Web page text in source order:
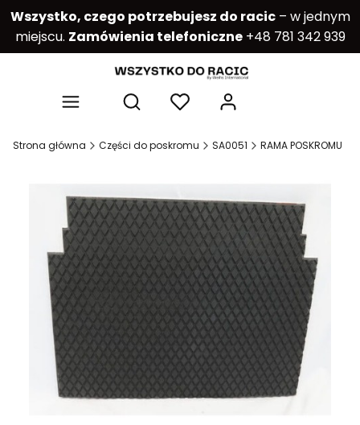
Wszystko, czego potrzebujesz do racic– w jednym
miejscu. Zamówienia telefoniczne+48 781 342 939
Otwórz wyszukiwarkę
Strona główna Części do poskromu SA0051 RAMA POSKROMU